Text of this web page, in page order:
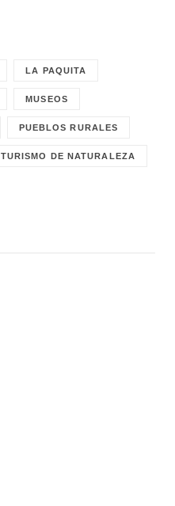
LA PAQUITA
MUSEOS
PUEBLOS RURALES
TURISMO DE NATURALEZA